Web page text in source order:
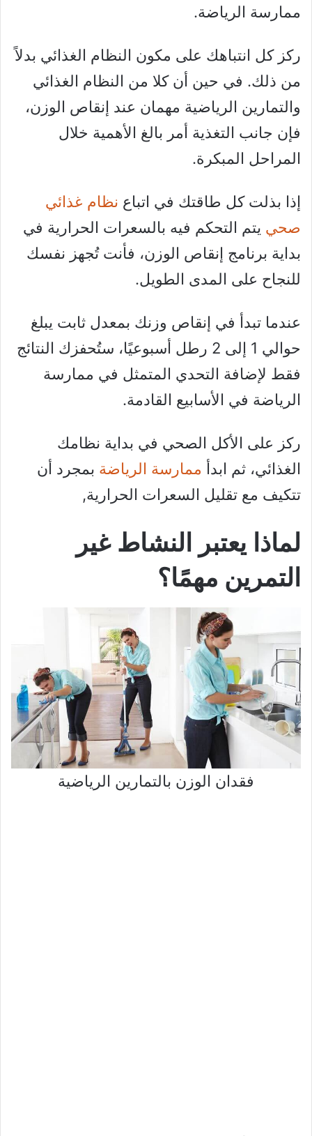
ممارسة الرياضة.
ركز كل انتباهك على مكون النظام الغذائي بدلاً
من ذلك. في حين أن كلا من النظام الغذائي
والتمارين الرياضية مهمان عند إنقاص الوزن،
فإن جانب التغذية أمر بالغ الأهمية خلال
المراحل المبكرة.
إذا بذلت كل طاقتك في اتباع نظام غذائي
صحي يتم التحكم فيه بالسعرات الحرارية في
بداية برنامج إنقاص الوزن، فأنت تُجهز نفسك
للنجاح على المدى الطويل.
عندما تبدأ في إنقاص وزنك بمعدل ثابت يبلغ
حوالي 1 إلى 2 رطل أسبوعيًا، ستُحفزك النتائج
فقط لإضافة التحدي المتمثل في ممارسة
الرياضة في الأسابيع القادمة.
ركز على الأكل الصحي في بداية نظامك
الغذائي، ثم ابدأ ممارسة الرياضة بمجرد أن
تتكيف مع تقليل السعرات الحرارية,
لماذا يعتبر النشاط غير
التمرين مهمًا؟
فقدان الوزن بالتمارين الرياضية